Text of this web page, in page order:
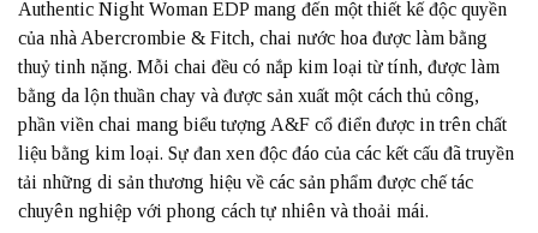
Authentic Night Woman EDP mang đến một thiết kế độc quyền
của nhà Abercrombie & Fitch, chai nước hoa được làm bằng
thuỷ tinh nặng. Mỗi chai đều có nắp kim loại từ tính, được làm
bằng da lộn thuần chay và được sản xuất một cách thủ công,
phần viền chai mang biểu tượng A&F cổ điển được in trên chất
liệu bằng kim loại. Sự đan xen độc đáo của các kết cấu đã truyền
tải những di sản thương hiệu về các sản phẩm được chế tác
chuyên nghiệp với phong cách tự nhiên và thoải mái.